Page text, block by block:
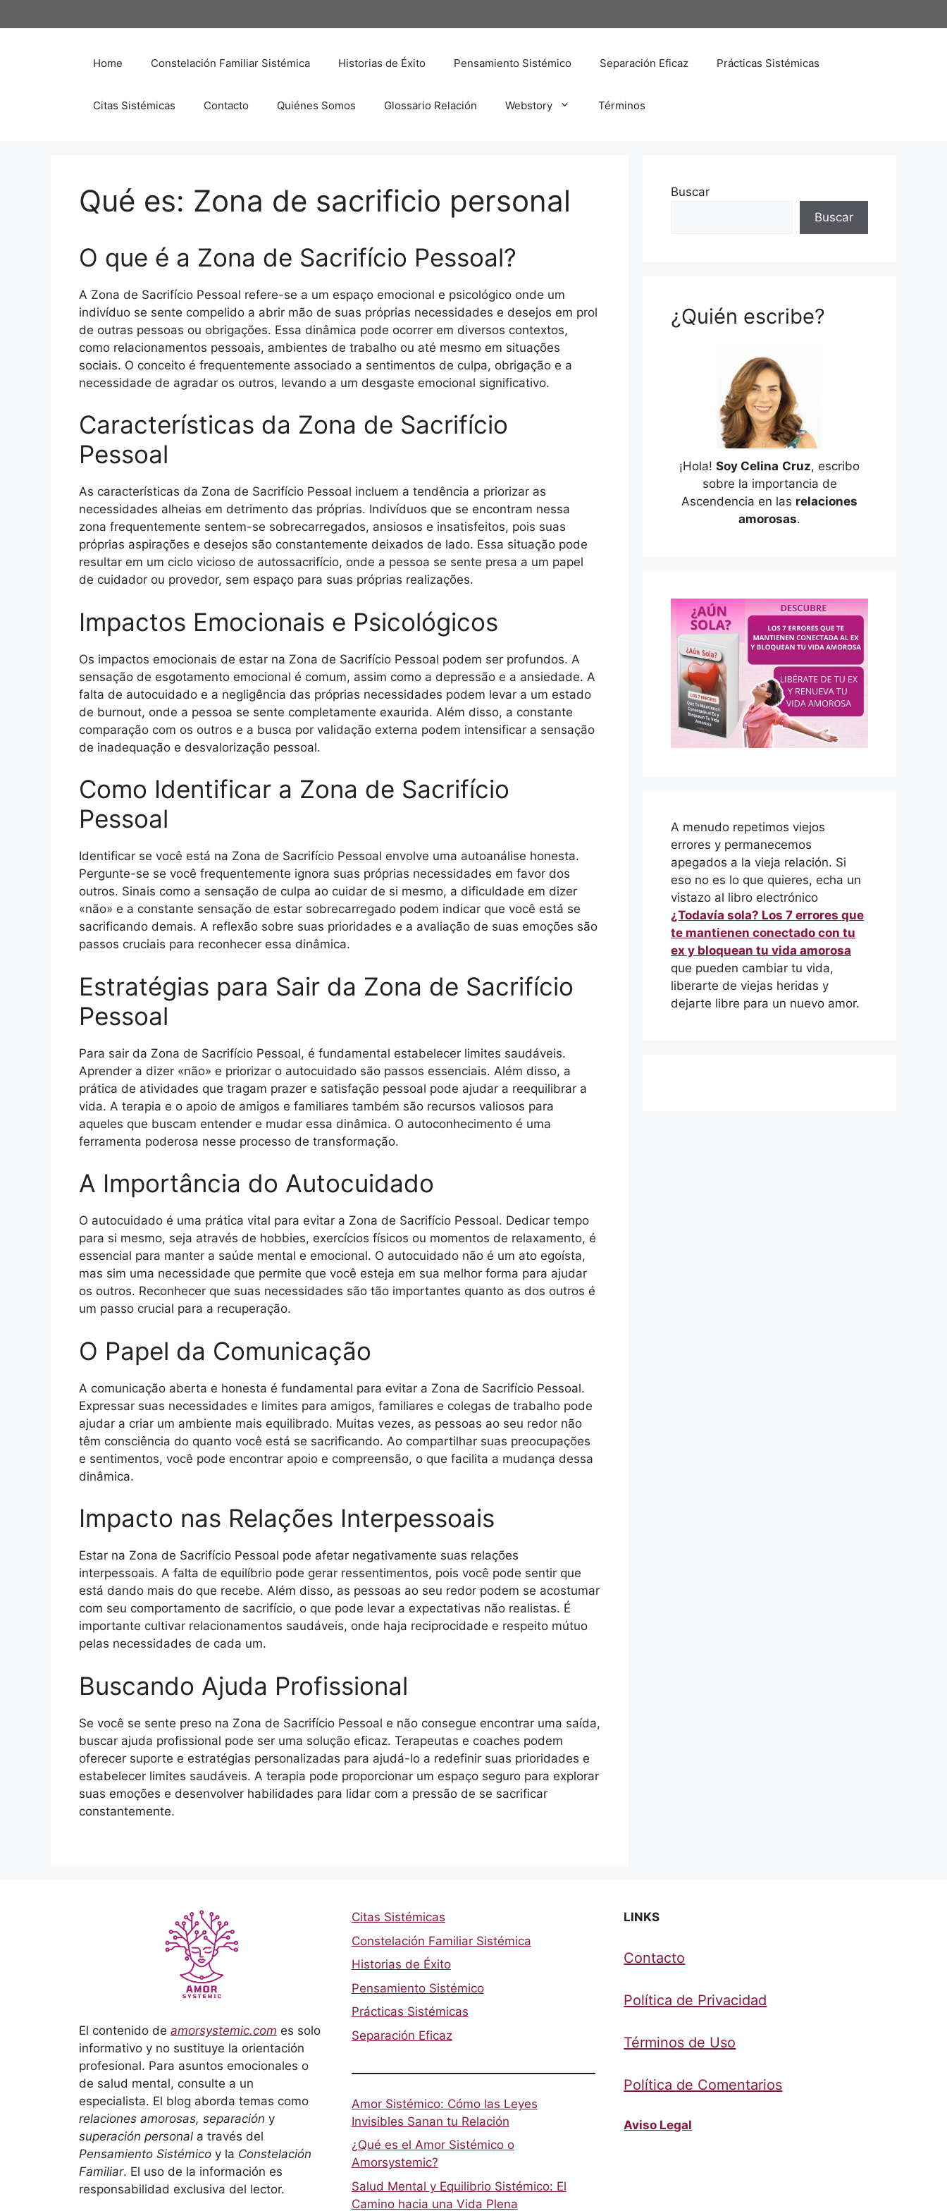
al
Home Constelación Familiar Sistémica Historias de Éxito Pensamiento Sistémico Separación Eficaz Prácticas Sistémicas
Citas Sistémicas Contacto Quiénes Somos Glossario Relación Webstory Términos
Qué es: Zona de sacrificio personal
O que é a Zona de Sacrifício Pessoal?
A Zona de Sacrifício Pessoal refere-se a um espaço emocional e psicológico onde um
indivíduo se sente compelido a abrir mão de suas próprias necessidades e desejos em prol
de outras pessoas ou obrigações. Essa dinâmica pode ocorrer em diversos contextos,
como relacionamentos pessoais, ambientes de trabalho ou até mesmo em situações
sociais. O conceito é frequentemente associado a sentimentos de culpa, obrigação e a
necessidade de agradar os outros, levando a um desgaste emocional significativo.
Características da Zona de Sacrifício
Pessoal
As características da Zona de Sacrifício Pessoal incluem a tendência a priorizar as
necessidades alheias em detrimento das próprias. Indivíduos que se encontram nessa
zona frequentemente sentem-se sobrecarregados, ansiosos e insatisfeitos, pois suas
próprias aspirações e desejos são constantemente deixados de lado. Essa situação pode
resultar em um ciclo vicioso de autossacrifício, onde a pessoa se sente presa a um papel
de cuidador ou provedor, sem espaço para suas próprias realizações.
Impactos Emocionais e Psicológicos
Os impactos emocionais de estar na Zona de Sacrifício Pessoal podem ser profundos. A
sensação de esgotamento emocional é comum, assim como a depressão e a ansiedade. A
falta de autocuidado e a negligência das próprias necessidades podem levar a um estado
de burnout, onde a pessoa se sente completamente exaurida. Além disso, a constante
comparação com os outros e a busca por validação externa podem intensificar a sensação
de inadequação e desvalorização pessoal.
Como Identificar a Zona de Sacrifício
Pessoal
Identificar se você está na Zona de Sacrifício Pessoal envolve uma autoanálise honesta.
Pergunte-se se você frequentemente ignora suas próprias necessidades em favor dos
outros. Sinais como a sensação de culpa ao cuidar de si mesmo, a dificuldade em dizer
«não» e a constante sensação de estar sobrecarregado podem indicar que você está se
sacrificando demais. A reflexão sobre suas prioridades e a avaliação de suas emoções são
passos cruciais para reconhecer essa dinâmica.
Estratégias para Sair da Zona de Sacrifício
Pessoal
Para sair da Zona de Sacrifício Pessoal, é fundamental estabelecer limites saudáveis.
Aprender a dizer «não» e priorizar o autocuidado são passos essenciais. Além disso, a
prática de atividades que tragam prazer e satisfação pessoal pode ajudar a reequilibrar a
vida. A terapia e o apoio de amigos e familiares também são recursos valiosos para
aqueles que buscam entender e mudar essa dinâmica. O autoconhecimento é uma
ferramenta poderosa nesse processo de transformação.
A Importância do Autocuidado
O autocuidado é uma prática vital para evitar a Zona de Sacrifício Pessoal. Dedicar tempo
para si mesmo, seja através de hobbies, exercícios físicos ou momentos de relaxamento, é
essencial para manter a saúde mental e emocional. O autocuidado não é um ato egoísta,
mas sim uma necessidade que permite que você esteja em sua melhor forma para ajudar
os outros. Reconhecer que suas necessidades são tão importantes quanto as dos outros é
um passo crucial para a recuperação.
O Papel da Comunicação
A comunicação aberta e honesta é fundamental para evitar a Zona de Sacrifício Pessoal.
Expressar suas necessidades e limites para amigos, familiares e colegas de trabalho pode
ajudar a criar um ambiente mais equilibrado. Muitas vezes, as pessoas ao seu redor não
têm consciência do quanto você está se sacrificando. Ao compartilhar suas preocupações
e sentimentos, você pode encontrar apoio e compreensão, o que facilita a mudança dessa
dinâmica.
Impacto nas Relações Interpessoais
Estar na Zona de Sacrifício Pessoal pode afetar negativamente suas relações
interpessoais. A falta de equilíbrio pode gerar ressentimentos, pois você pode sentir que
está dando mais do que recebe. Além disso, as pessoas ao seu redor podem se acostumar
com seu comportamento de sacrifício, o que pode levar a expectativas não realistas. É
importante cultivar relacionamentos saudáveis, onde haja reciprocidade e respeito mútuo
pelas necessidades de cada um.
Buscando Ajuda Profissional
Se você se sente preso na Zona de Sacrifício Pessoal e não consegue encontrar uma saída,
buscar ajuda profissional pode ser uma solução eficaz. Terapeutas e coaches podem
oferecer suporte e estratégias personalizadas para ajudá-lo a redefinir suas prioridades e
estabelecer limites saudáveis. A terapia pode proporcionar um espaço seguro para explorar
suas emoções e desenvolver habilidades para lidar com a pressão de se sacrificar
constantemente.
Buscar
Buscar
¿Quién escribe?
¡Hola! Soy Celina Cruz, escribo
sobre la importancia de
Ascendencia en las relaciones
amorosas.
A menudo repetimos viejos
errores y permanecemos
apegados a la vieja relación. Si
eso no es lo que quieres, echa un
vistazo al libro electrónico
¿Todavía sola? Los 7 errores que
te mantienen conectado con tu
ex y bloquean tu vida amorosa
que pueden cambiar tu vida,
liberarte de viejas heridas y
dejarte libre para un nuevo amor.
El contenido de amorsystemic.com es solo
informativo y no sustituye la orientación
profesional. Para asuntos emocionales o
de salud mental, consulte a un
especialista. El blog aborda temas como
relaciones amorosas, separación y
superación personal a través del
Pensamiento Sistémico y la Constelación
Familiar. El uso de la información es
responsabilidad exclusiva del lector.
Citas Sistémicas
Constelación Familiar Sistémica
Historias de Éxito
Pensamiento Sistémico
Prácticas Sistémicas
Separación Eficaz
Amor Sistémico: Cómo las Leyes
Invisibles Sanan tu Relación
¿Qué es el Amor Sistémico o
Amorsystemic?
Salud Mental y Equilibrio Sistémico: El
Camino hacia una Vida Plena
LINKS
Contacto
Política de Privacidad
Términos de Uso
Política de Comentarios
Aviso Legal